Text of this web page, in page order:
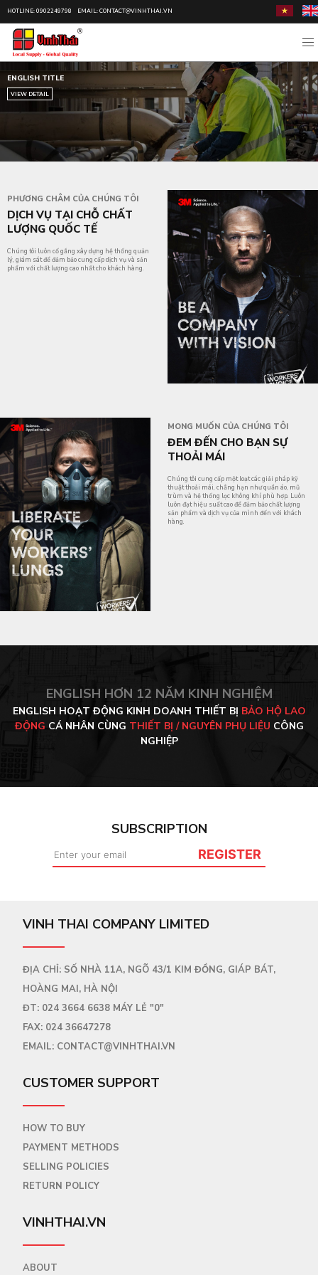
HOTLINE: 0902249798 EMAIL: CONTACT@VINHTHAI.VN
ENGLISH TITLE
VIEW DETAIL
PHƯƠNG CHÂM CỦA CHÚNG TÔI
DỊCH VỤ TẠI CHỖ CHẤT
LƯỢNG QUỐC TẾ
Chúng tôi luôn cố gắng xây dựng hệ thống quản
lý, giám sát để đảm bảo cung cấp dịch vụ và sản
phẩm với chất lượng cao nhất cho khách hàng.
MONG MUỐN CỦA CHÚNG TÔI
ĐEM ĐẾN CHO BẠN SỰ
THOẢI MÁI
Chúng tôi cung cấp một loạt các giải pháp kỹ
thuật thoải mái, chẳng hạn như quần áo, mũ
trùm và hệ thống lọc không khí phù hợp. Luôn
luôn đạt hiệu suất cao để đảm bảo chất lượng
sản phẩm và dịch vụ của mình đến với khách
hàng.
ENGLISH HƠN 12 NĂM KINH NGHIỆM
ENGLISH HOẠT ĐỘNG KINH DOANH THIẾT BỊ BẢO HỘ LAO
ĐỘNG CÁ NHÂN CÙNG THIẾT BỊ / NGUYÊN PHỤ LIỆU CÔNG
NGHIỆP
SUBSCRIPTION
REGISTER
VINH THAI COMPANY LIMITED
ĐỊA CHỈ: SỐ NHÀ 11A, NGÕ 43/1 KIM ĐỒNG, GIÁP BÁT,
HOÀNG MAI, HÀ NỘI
ĐT: 024 3664 6638 MÁY LẺ "0"
FAX: 024 36647278
EMAIL: CONTACT@VINHTHAI.VN
CUSTOMER SUPPORT
HOW TO BUY
PAYMENT METHODS
SELLING POLICIES
RETURN POLICY
VINHTHAI.VN
ABOUT